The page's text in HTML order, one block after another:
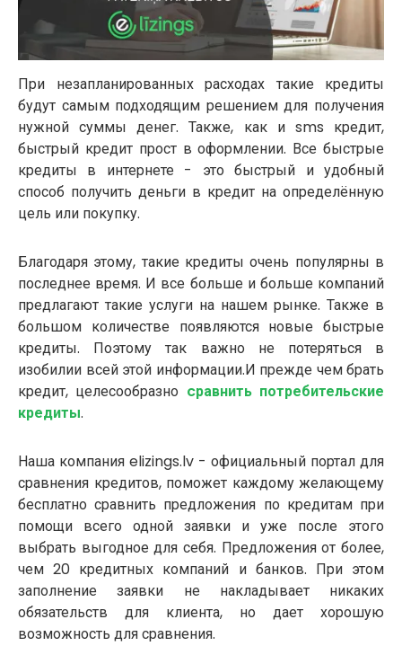
При незапланированных расходах такие кредиты
будут самым подходящим решением для получения
нужной суммы денег. Также, как и sms кредит,
быстрый кредит прост в оформлении. Все быстрые
кредиты в интернете - это быстрый и удобный
способ получить деньги в кредит на определённую
цель или покупку.
Благодаря этому, такие кредиты очень популярны в
последнее время. И все больше и больше компаний
предлагают такие услуги на нашем рынке. Также в
большом количестве появляются новые быстрые
кредиты. Поэтому так важно не потеряться в
изобилии всей этой информации.И прежде чем брать
кредит, целесообразно cравнить потребительские
кредиты.
Наша компания elizings.lv - официальный портал для
сравнения кредитов, поможет каждому желающему
бесплатно сравнить предложения по кредитам при
помощи всего одной заявки и уже после этого
выбрать выгодное для себя. Предложения от более,
чем 20 кредитных компаний и банков. При этом
заполнение заявки не накладывает никаких
обязательств для клиента, но дает хорошую
возможность для сравнения.